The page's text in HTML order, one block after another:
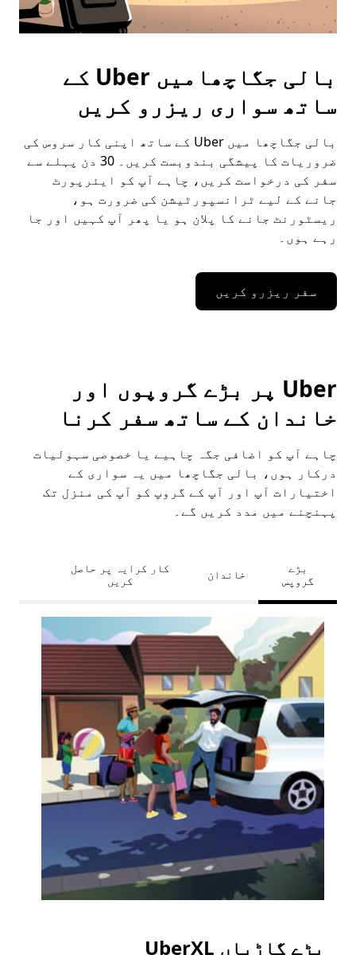
بالی جگاچھامیں Uber کے
ساتھ سواری ریزرو کریں
بالی جگاچھا میں Uber کے ساتھ اپنی کار سروس کی
ضروریات کا پیشگی بندوبست کریں۔ 30 دن پہلے سے
سفر کی درخواست کریں، چاہے آپ کو ایئرپورٹ
جانے کے لیے ٹرانسپورٹیشن کی ضرورت ہو،
ریسٹورنٹ جانے کا پلان ہو یا پھر آپ کہیں اور جا
رہے ہوں۔
سفر ریزرو کریں
Uber پر بڑے گروپوں اور
خاندان کے ساتھ سفر کرنا
چاہے آپ کو اضافی جگہ چاہیے یا خصوصی سہولیات
درکار ہوں، بالی جگاچھا میں یہ سواری کے
اختیارات آپ اور آپ کے گروپ کو آپ کی منزل تک
پہنچنے میں مدد کریں گے۔
بڑے
گروپس
خاندان
کار کرایہ پر حاصل
کریں
بڑے گاڑیاں UberXL